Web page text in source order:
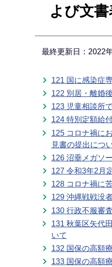
よび文
最終更新日：2022
121 国に感染症
122 別居・離婚
123 児童相談所
124 特別定額給
125 コロナ禍に
見書の提出につ
126 沼垂メガソ
127 令和3年2月
128 コロナ禍に
129 沖縄戦戦没
130 行政不服審
131 秋葉区矢代
いて
132 国保の高額
133 国保の高額